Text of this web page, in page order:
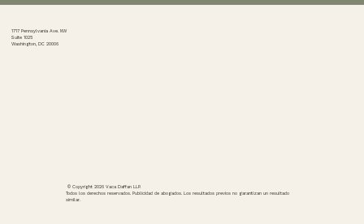
1717 Pennsylvania Ave. NW
Suite 1025
Washington, DC 20006
© Copyright 2026 Vaca Daffan LLP.
Todos los derechos reservados. Publicidad de abogados. Los resultados previos no garantizan un resultado
similar.